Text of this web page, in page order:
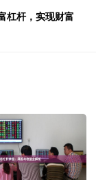
杠杆，实现财富